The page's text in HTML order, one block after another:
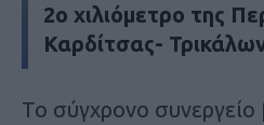
2ο χιλιόμετρο της
Καρδίτσας-
Το σύγχρονο συνεργείο